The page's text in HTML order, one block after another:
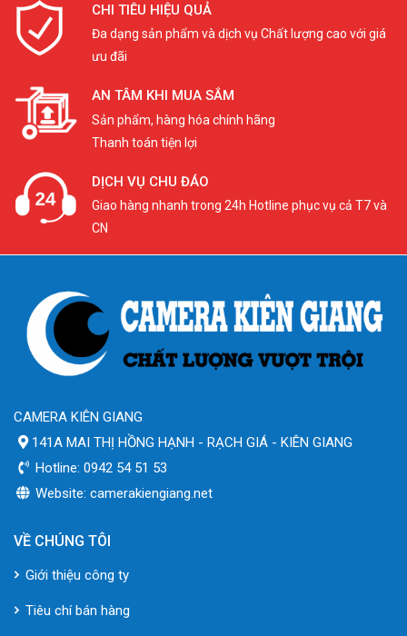
CHI TIÊU HIỆU QUẢ
Đa dạng sản phẩm và dịch vụ Chất lượng cao với giá
ưu đãi
AN TÂM KHI MUA SẮM
Sản phẩm, hàng hóa chính hãng
Thanh toán tiện lợi
DỊCH VỤ CHU ĐÁO
Giao hàng nhanh trong 24h Hotline phục vụ cả T7 và
CN
CAMERA KIÊN GIANG
141A MAI THỊ HỒNG HẠNH - RẠCH GIÁ - KIÊN GIANG
Hotline: 0942 54 51 53
Website: camerakiengiang.net
VỀ CHÚNG TÔI
Giới thiệu công ty
Tiêu chí bán hàng